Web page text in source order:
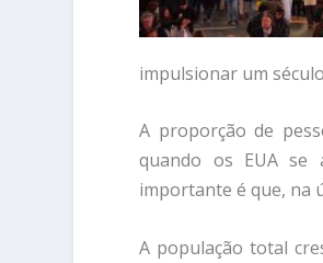
impulsionar um
A proporção de
quando os EUA se
importante é que, na
A população total